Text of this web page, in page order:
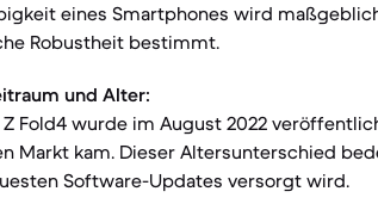
eines Smartphones wird
Robustheit bestimmt.
und Alter:
Z Fold4 wurde im August 2022
Markt kam. Dieser Altersunterschied
Software-Updates versorgt wird.